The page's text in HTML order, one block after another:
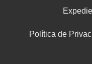
Política de